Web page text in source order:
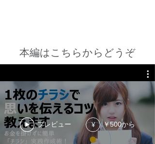
本編はこちらからどうぞ
プレビュー ¥ ￥500から